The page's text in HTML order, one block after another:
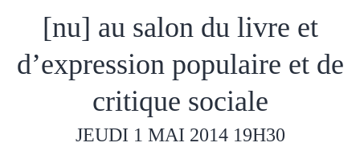
Générale
d'Imaginaire
[nu] au salon du livre et
d’expression populaire et de
critique sociale
JEUDI 1 MAI 2014 19H30